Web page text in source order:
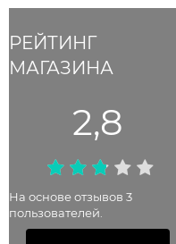
РЕЙТИНГ
МАГАЗИНА
2,8
На основе отзывов 3
пользователей.